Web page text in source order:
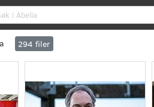
294 filer